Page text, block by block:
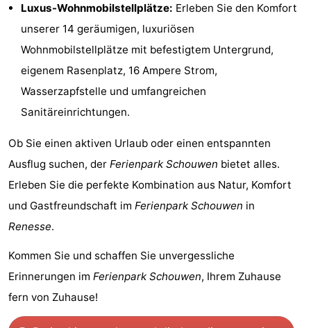
Haamstede
Frühstück)
Strand
Sehen
tun
Museen
Denkmäler
-
Kirchen
-
Mühlen
Aussichtspunkte
Attraktionen
-
Rundfahrten
-
Spielplätze
-
Luxus-Wohnmobilstellplätze: Erleben Sie den Komfort
unserer 14 geräumigen, luxuriösen
Wohnmobilstellplätze mit befestigtem Untergrund,
eigenem Rasenplatz, 16 Ampere Strom,
Wasserzapfstelle und umfangreichen
Sanitäreinrichtungen.
Ob Sie einen aktiven Urlaub oder einen entspannten
Ausflug suchen, der Ferienpark Schouwen bietet alles.
Erleben Sie die perfekte Kombination aus Natur, Komfort
und Gastfreundschaft im Ferienpark Schouwen in
Renesse.
Kommen Sie und schaffen Sie unvergessliche
Erinnerungen im Ferienpark Schouwen, Ihrem Zuhause
fern von Zuhause!